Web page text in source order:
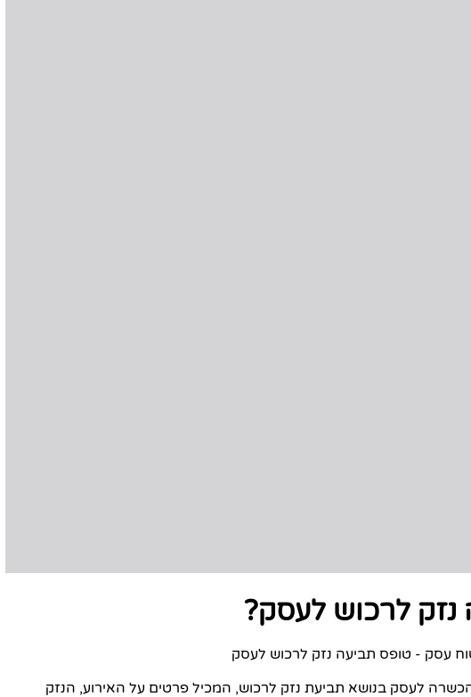
לרכוש לעסק?
עסק - טופס תביעה נזק לרכוש לעסק
לעסק בנושא תביעת נזק לרכוש, המכיל פרטים על האירוע, הנזק